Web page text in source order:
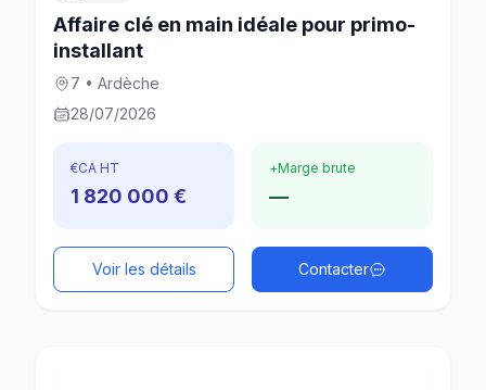
Affaire clé en main idéale pour primo-
installant
7 • Ardèche
28/07/2026
€CA HT
1 820 000 €
+Marge brute
—
Voir les détails Contacter